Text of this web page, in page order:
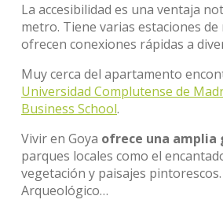
La accesibilidad es una ventaja
metro. Tiene varias estaciones de
ofrecen conexiones rápidas a
Muy cerca del apartamento
Universidad Complutense de
Business School.
Vivir en Goya ofrece una amplia
parques locales como el
vegetación y paisajes
Arqueológico…